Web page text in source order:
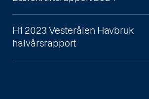
H1 2023 Vesterålen Havbruk
halvårsrapport